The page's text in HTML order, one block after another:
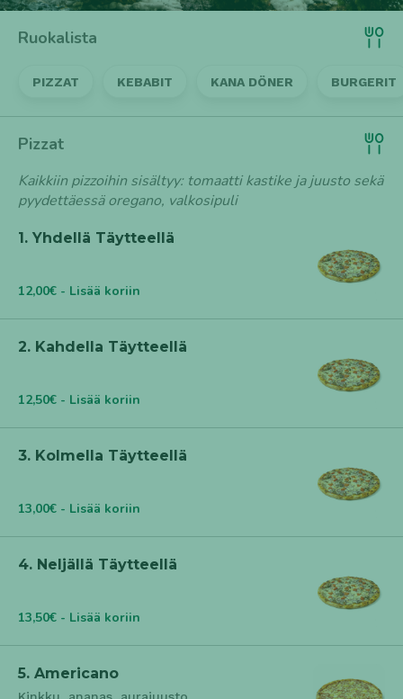
cookie_consent- Käytetään evästeasetusten
tallentamisessa
_ga - Google Analytics: käyttäjien tunnistus (2
_gid- Google Analytics: istunnon tunnistus (24
tuntia).
(minuutit / lyhytikäinen).
_gcl_au- Google Ads -konversioseuranta (noin 90
päivää).
Mainonta- ja kolmannen osapuolen evästeet
kohdentamiseen (noin 90 päivää tai pidempi).
(1–2 vuotta / väliaikainen).
Ruokalista
PIZZAT KEBABIT KANA DÖNER BURGERIT
Pizzat
Kaikkiin pizzoihin sisältyy: tomaatti kastike ja juusto sekä
pyydettäessä oregano, valkosipuli
1. Yhdellä Täytteellä
12,00€ - Lisää koriin
2. Kahdella Täytteellä
12,50€ - Lisää koriin
3. Kolmella Täytteellä
13,00€ - Lisää koriin
4. Neljällä Täytteellä
13,50€ - Lisää koriin
5. Americano